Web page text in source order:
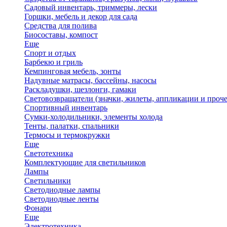
Садовый инвентарь, триммеры, лески
Горшки, мебель и декор для сада
Средства для полива
Биосоставы, компост
Еще
Спорт и отдых
Барбекю и гриль
Кемпинговая мебель, зонты
Надувные матрасы, бассейны, насосы
Раскладушки, шезлонги, гамаки
Световозвращатели (значки, жилеты, аппликации и
Спортивный инвентарь
Сумки-холодильники, элементы холода
Тенты, палатки, спальники
Термосы и термокружки
Еще
Светотехника
Комплектующие для светильников
Лампы
Светильники
Светодиодные лампы
Светодиодные ленты
Фонари
Еще